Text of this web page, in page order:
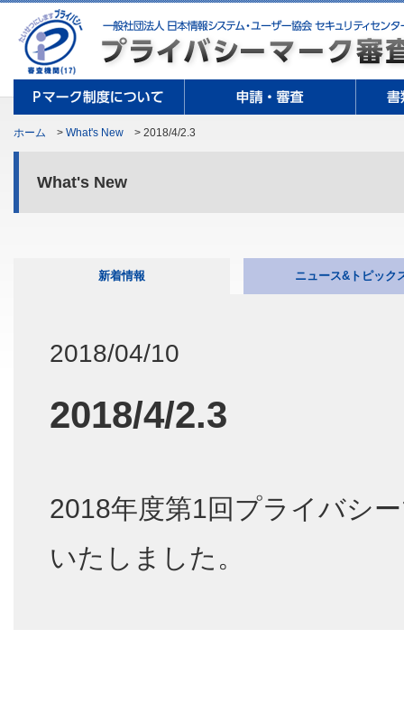
ホーム > What's New > 2018/4/2.3
What's New
新着情報 ニュース&トピック
2018/04/10
2018/4/2.3
2018年度第1回プライバシ
いたしました。